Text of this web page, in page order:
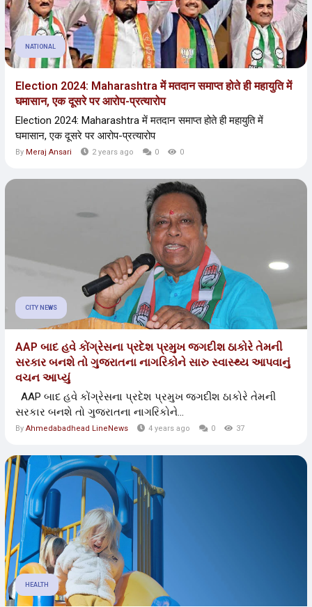
NATIONAL
Election 2024: Maharashtra में मतदान समाप्त होते ही महायुति में
घमासान, एक दूसरे पर आरोप-प्रत्यारोप
Election 2024: Maharashtra में मतदान समाप्त होते ही महायुति में
घमासान, एक दूसरे पर आरोप-प्रत्यारोप
By Meraj Ansari 2 years ago 0 0
CITY NEWS
AAP બાદ હવે કોંગ્રેસના પ્રદેશ પ્રમુખ જગદીશ ઠાકોરે તેમની
સરકાર બનશે તો ગુજરાતના નાગરિકોને સારુ સ્વાસ્થ્ય આપવાનું
વચન આપ્યું
AAP બાદ હવે કોંગ્રેસના પ્રદેશ પ્રમુખ જગદીશ ઠાકોરે તેમની
સરકાર બનશે તો ગુજરાતના નાગરિકોને...
ByAhmedabadhead LineNews 4 years ago 0 37
HEALTH